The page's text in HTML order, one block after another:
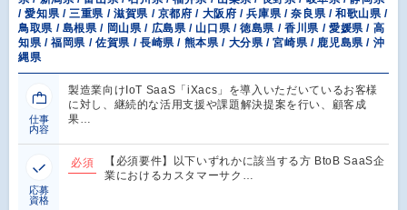
/ 愛知県 / 三重県 / 滋賀県 / 京都府 / 大阪府 / 兵庫県 / 奈良県 / 和歌山県 /
鳥取県 / 島根県 / 岡山県 / 広島県 / 山口県 / 徳島県 / 香川県 / 愛媛県 / 高
知県 / 福岡県 / 佐賀県 / 長崎県 / 熊本県 / 大分県 / 宮崎県 / 鹿児島県 / 沖
縄県
仕事
内容
製造業向けIoT SaaS「iXacs」を導入いただいているお客様
に対し、継続的な活用支援や課題解決提案を行い、顧客成
果…
応募
資格
必須
【必須要件】以下いずれかに該当する方 BtoB SaaS企
業におけるカスタマーサク…